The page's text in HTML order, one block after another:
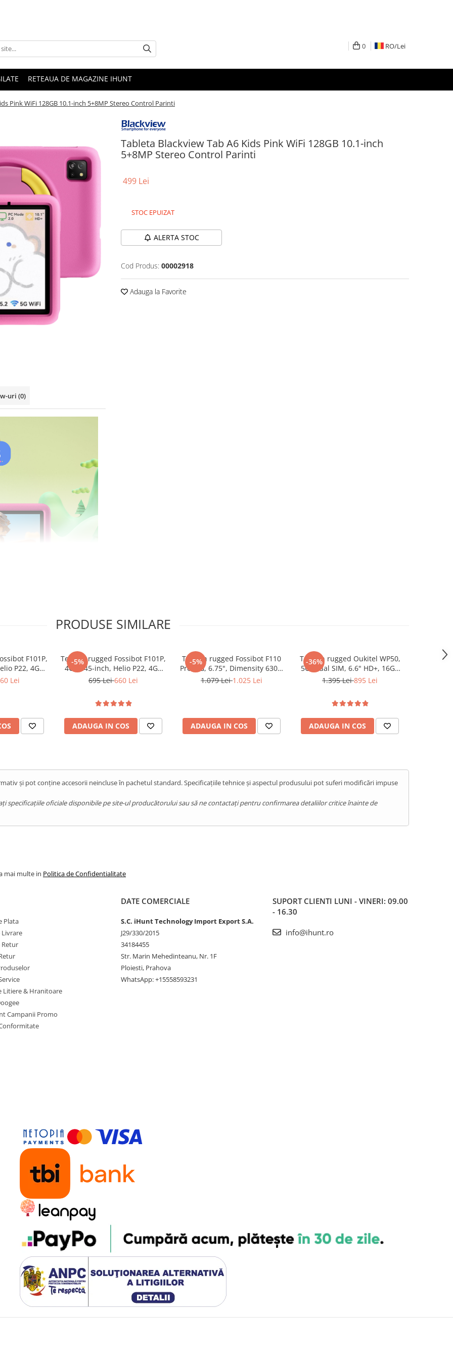
0 RO/Lei
RETEAUA DE MAGAZINE IHUNT
Pink WiFi 128GB 10.1-inch 5+8MP Stereo Control Parinti
Tableta Blackview Tab A6 Kids Pink WiFi 128GB 10.1-inch
5+8MP Stereo Control Parinti
499 Lei
STOC EPUIZAT
ALERTA STOC
Cod Produs: 00002918
Adauga la Favorite
uri (0)
PRODUSE SIMILARE
F101P,
P22, 4GB
Lei
-5%
Telefon rugged Fossibot F101P,
4G, 5.45-inch, Helio P22, 4GB
RAM, 64GB, 10600mAh,
695 Lei660 Lei
ADAUGA IN COS
-5%
Telefon rugged Fossibot F110
Pro, 5G, 6.75", Dimensity 6300,
8GB RAM, 128GB, NFC, Android
1.079 Lei1.025 Lei
ADAUGA IN COS
-36%
Telefon rugged Oukitel WP50,
5G, Dual SIM, 6.6" HD+, 16GB
RAM (4GB + 12GB), 256GB, NFC,
1.395 Lei895 Lei
ADAUGA IN COS
Telefon
și pot conține accesorii neincluse în pachetul standard. Specificațiile tehnice și aspectul produsului pot suferi modificări impuse
specificațiile oficiale disponibile pe site-ul producătorului sau să ne contactați pentru confirmarea detaliilor critice înainte de
mai multe in Politica de Confidentialitate
Plata
Livrare
Retur
Litiere & Hranitoare
Campanii Promo
DATE COMERCIALE
S.C. iHunt Technology Import Export S.A.
J29/330/2015
34184455
Str. Marin Mehedinteanu, Nr. 1F
Ploiesti, Prahova
WhatsApp: +15558593231
SUPORT CLIENTI LUNI - VINERI: 09.00
- 16.30
info@ihunt.ro